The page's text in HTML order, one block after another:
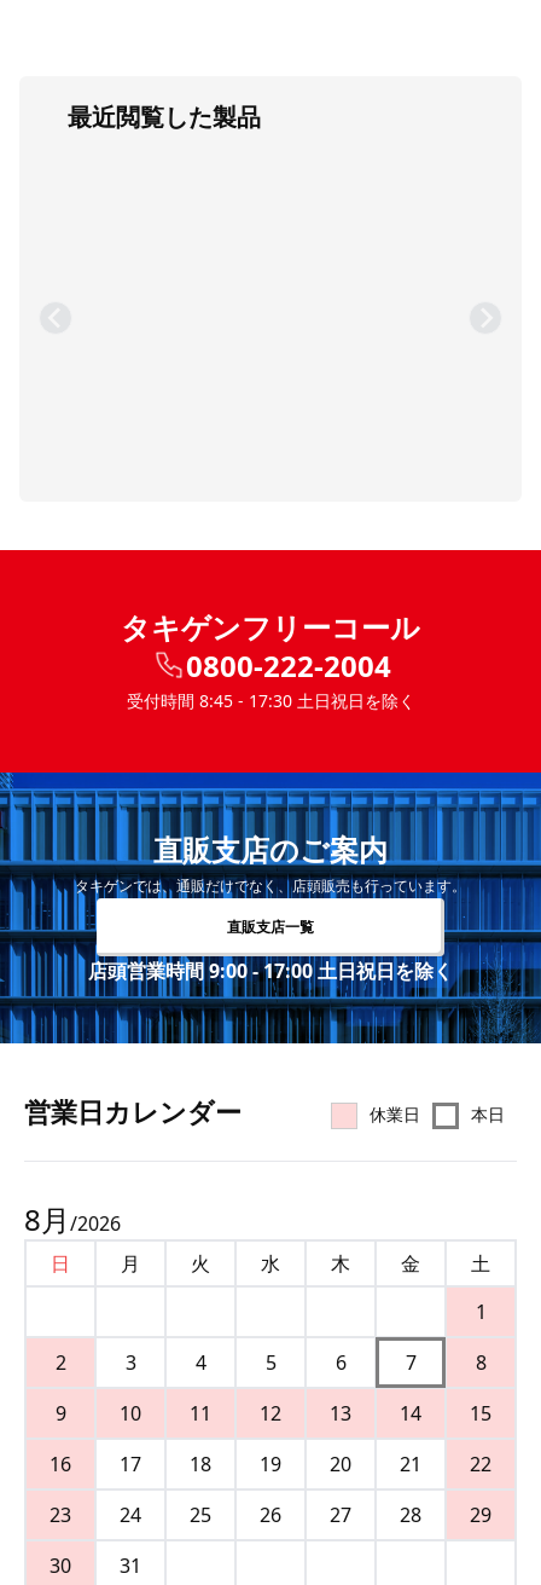
最近閲覧した製品
タキゲンフリーコール
0800-222-2004
受付時間 8:45 - 17:30 土日祝日を除く
直販支店のご案内
タキゲンでは、通販だけでなく、店頭販売も行っています。
直販支店一覧
店頭営業時間 9:00 - 17:00 土日祝日を除く
営業⽇カレンダー 休業日 本日
8月 /2026
日
月 火 水 木 金
土
1
2
3 4 5 6 7
8
9
10 11 12 13 14
15
16
17 18 19 20 21
22
23
24 25 26 27 28
29
30
31